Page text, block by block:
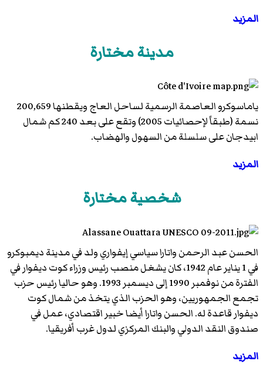
المزيد
مدينة مختارة
ياماسوكرو العاصمة الرسمية لساحل العاج ويقطنها 200,659
نسمة (طبقاً لإحصائيات 2005) وتقع على بعد 240 كم شمال
ابيدجان على سلسلة من السهول والهضاب.
المزيد
شخصية مختارة
الحسن عبد الرحمن واتارا سياسي إيفواري ولد في مدينة ديمبوكرو
في 1 يناير عام 1942، كان يشغل منصب رئيس وزراء كوت ديفوار في
الفترة من نوفمبر 1990 إلى ديسمبر 1993. وهو حاليا رئيس حزب
تجمع الجمهوريين، وهو الحزب الذي يتخذ من شمال كوت
ديفوار قاعدة له. الحسن واتارا أيضا خبير اقتصادي، عمل في
صندوق النقد الدولي والبنك المركزي لدول غرب أفريقيا.
المزيد